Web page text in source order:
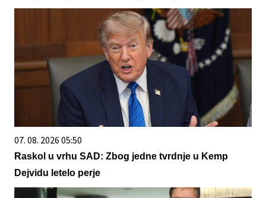
07. 08. 2026 05:50
Raskol u vrhu SAD: Zbog jedne tvrdnje u Kemp
Dejvidu letelo perje